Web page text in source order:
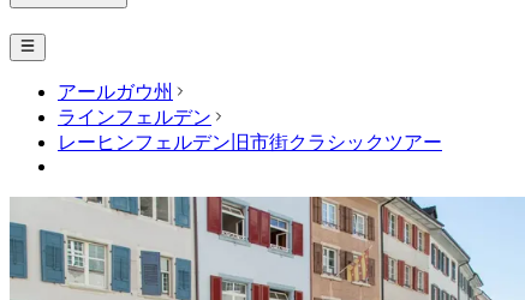
アールガウ州
ラインフェルデン
レーヒンフェルデン旧市街クラシックツアー